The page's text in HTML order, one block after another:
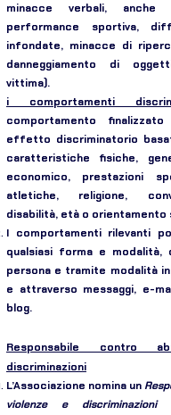
minacce verbali,
performance sportiva,
infondate, minacce di
danneggiamento di
vittima).
i comportamenti
comportamento
effetto discriminatorio
caratteristiche fisiche,
economico, prestazioni
atletiche, religione,
disabilità, età o orientamento
I comportamenti rilevanti
qualsiasi forma e modalità,
persona e tramite modalità
e attraverso messaggi, e-
blog.
Responsabile contro
discriminazioni
L’Associazione nomina un
violenze e discriminazioni